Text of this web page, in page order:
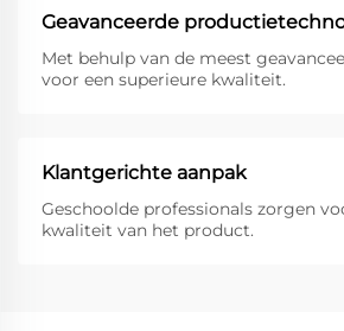
Geavanceerde
Met behulp van de meest
voor een superieure kwaliteit.
Klantgerichte aanpak
Geschoolde professionals zorgen
kwaliteit van het product.